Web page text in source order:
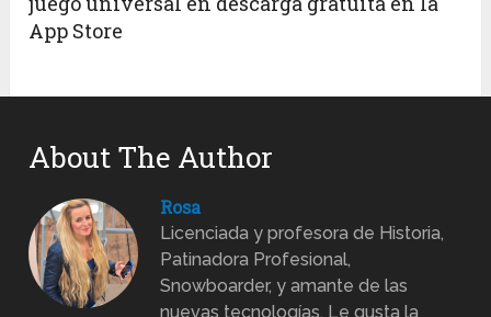
App Store
About The Author
Rosa
Licenciada y profesora de Historia,
Patinadora Profesional,
Snowboarder, y amante de las
nuevas tecnologías. Le gusta la